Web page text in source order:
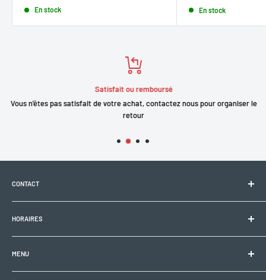
En stock En stock
Satisfait ou remboursé
Vous n'êtes pas satisfait de votre achat, contactez nous pour organiser le
retour
CONTACT
Electrobike Zone Sàrl
Avenue de la Rapille 2
1008 Prilly (VD), Suisse
+41 21 946 10 30
HORAIRES
🕘 Lun–Ven : 9h00–12h00 / 14h00–18h30
MENU
Condition générale et de service